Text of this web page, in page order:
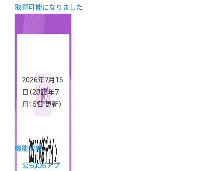
取得可能になりました
2026年7月15
日 （2026年7
月15日 更新）
機能改善
公式iOSアプ